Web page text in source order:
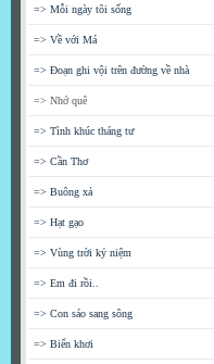
=> Mỗi ngày tôi sống
=> Về với Má
=> Đoạn ghi vội trên đường về nhà
=> Nhớ quê
=> Tình khúc tháng tư
=> Cần Thơ
=> Buông xả
=> Hạt gạo
=> Vùng trời kỷ niệm
=> Em đi rồi..
=> Con sáo sang sông
=> Biển khơi